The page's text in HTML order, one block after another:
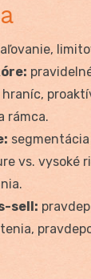
rámca.
vs. vysoké
sell: